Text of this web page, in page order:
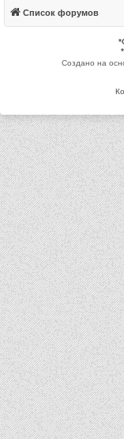
Список форумов
*
*
Создано на